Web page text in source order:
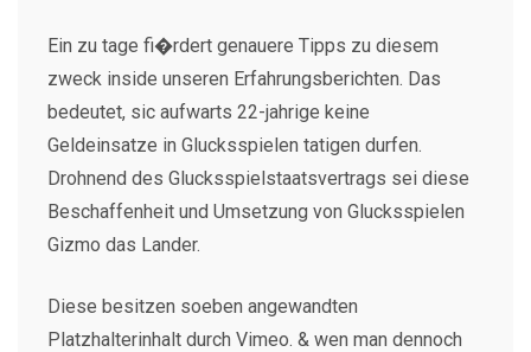
Ein zu tage fi�rdert genauere Tipps zu diesem
zweck inside unseren Erfahrungsberichten. Das
bedeutet, sic aufwarts 22-jahrige keine
Geldeinsatze in Glucksspielen tatigen durfen.
Drohnend des Glucksspielstaatsvertrags sei diese
Beschaffenheit und Umsetzung von Glucksspielen
Gizmo das Lander.
Diese besitzen soeben angewandten
Platzhalterinhalt durch Vimeo. & wen man dennoch